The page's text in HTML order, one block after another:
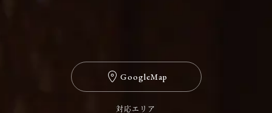
GoogleMap
対応エリア